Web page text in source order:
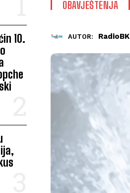
10.
OBAVJEŠTENJA
AUTOR: RadioBK